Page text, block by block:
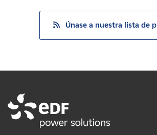
Únase a nuestra lista de